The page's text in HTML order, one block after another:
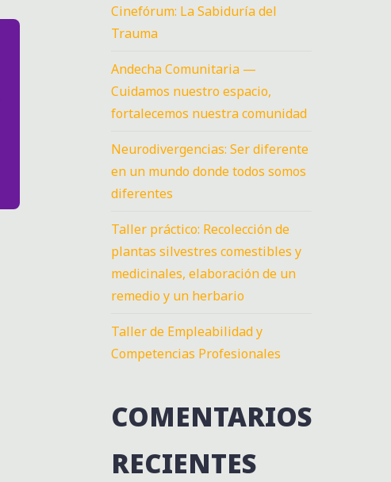
Cinefórum: La Sabiduría del
Trauma
Andecha Comunitaria —
Cuidamos nuestro espacio,
fortalecemos nuestra comunidad
Neurodivergencias: Ser diferente
en un mundo donde todos somos
diferentes
Taller práctico: Recolección de
plantas silvestres comestibles y
medicinales, elaboración de un
remedio y un herbario
Taller de Empleabilidad y
Competencias Profesionales
COMENTARIOS
RECIENTES